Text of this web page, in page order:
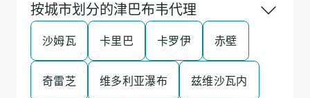
按城市划分的津巴布韦代理
沙姆瓦 卡里巴 卡罗伊 赤壁
奇雷芝 维多利亚瀑布 兹维沙瓦内